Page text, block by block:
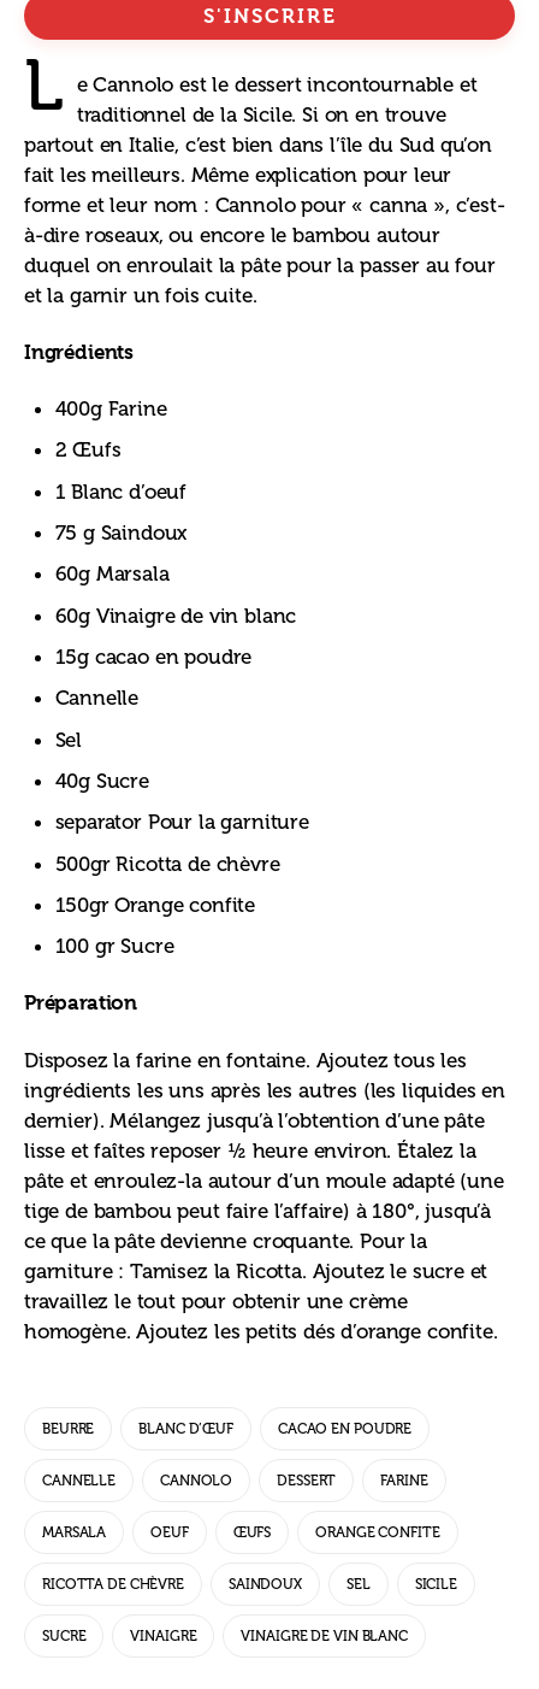
L
e Cannolo est le dessert incontournable et
traditionnel de la Sicile. Si on en trouve
partout en Italie, c’est bien dans l’île du Sud qu’on
fait les meilleurs. Même explication pour leur
forme et leur nom : Cannolo pour « canna », c’est-
à-dire roseaux, ou encore le bambou autour
duquel on enroulait la pâte pour la passer au four
et la garnir un fois cuite.
Ingrédients
400g Farine
2 Œufs
1 Blanc d’oeuf
75 g Saindoux
60g Marsala
60g Vinaigre de vin blanc
15g cacao en poudre
Cannelle
Sel
40g Sucre
separator Pour la garniture
500gr Ricotta de chèvre
150gr Orange confite
100 gr Sucre
Préparation
Disposez la farine en fontaine. Ajoutez tous les
ingrédients les uns après les autres (les liquides en
dernier). Mélangez jusqu’à l’obtention d’une pâte
lisse et faîtes reposer ½ heure environ. Étalez la
pâte et enroulez-la autour d’un moule adapté (une
tige de bambou peut faire l’affaire) à 180°, jusqu’à
ce que la pâte devienne croquante. Pour la
garniture : Tamisez la Ricotta. Ajoutez le sucre et
travaillez le tout pour obtenir une crème
homogène. Ajoutez les petits dés d’orange confite.
BEURRE BLANC D’ŒUF CACAO EN POUDRE
CANNELLE CANNOLO DESSERT FARINE
MARSALA OEUF ŒUFS ORANGE CONFITE
RICOTTA DE CHÈVRE SAINDOUX SEL SICILE
SUCRE VINAIGRE VINAIGRE DE VIN BLANC